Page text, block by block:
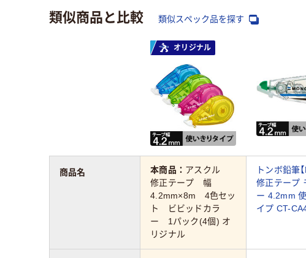
類似商品と比較 類似スペック品を探す
オリジナル
本商品： アスクル
修正テープ 幅
4.2mm×8m 4色セッ
ト ビビッドカラ
ー 1パック(4個) オ
リジナル
トンボ鉛筆
修正テープ
ー 4.2mm
イプ CT-
商品名